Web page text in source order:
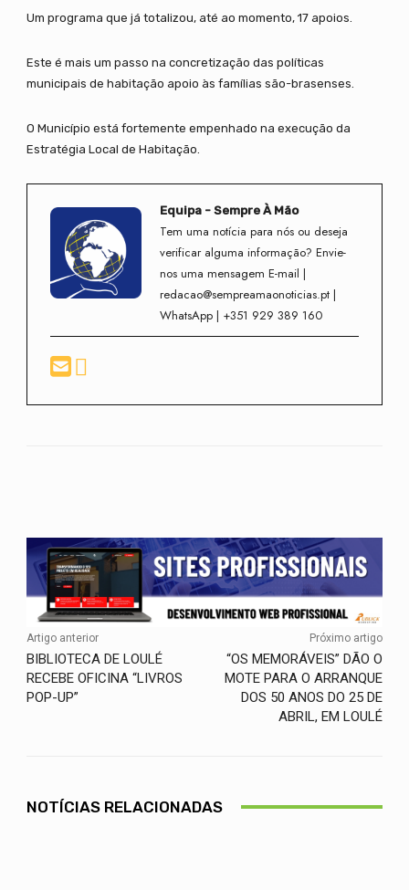
Um programa que já totalizou, até ao momento, 17 apoios.
Este é mais um passo na concretização das políticas
municipais de habitação apoio às famílias são-brasenses.
O Município está fortemente empenhado na execução da
Estratégia Local de Habitação.
Equipa - Sempre À Mão
Tem uma notícia para nós ou deseja
verificar alguma informação? Envie-
nos uma mensagem E-mail |
redacao@sempreamaonoticias.pt |
WhatsApp | +351 929 389 160
Artigo anterior
BIBLIOTECA DE LOULÉ
RECEBE OFICINA “LIVROS
POP-UP”
Próximo artigo
“OS MEMORÁVEIS” DÃO O
MOTE PARA O ARRANQUE
DOS 50 ANOS DO 25 DE
ABRIL, EM LOULÉ
NOTÍCIAS RELACIONADAS